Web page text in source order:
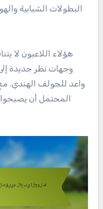
البطولات الشبابية
هؤلاء اللاعبون لا
وجهات نظر جديدة
واعد للجولف الهندي.
المحتمل أن